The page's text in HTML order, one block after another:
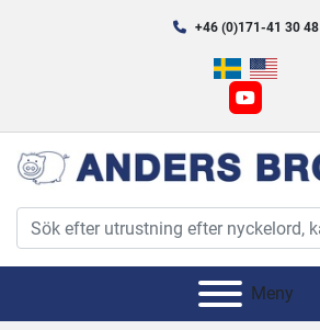
+46 (0)171-41 30 48
youtube
Meny